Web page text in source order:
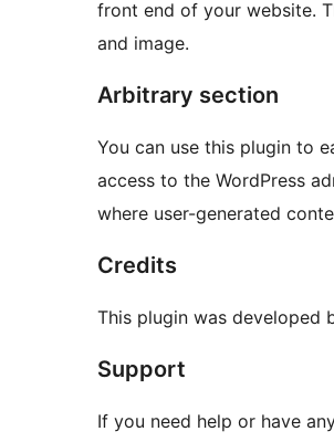
front end of your website.
and image.
Arbitrary section
You can use this plugin to
access to the WordPress
where user-generated
Credits
This plugin was developed
Support
If you need help or have